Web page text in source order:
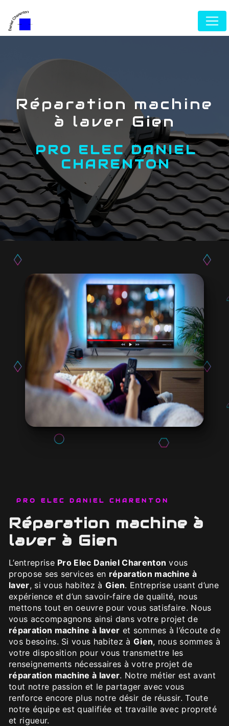
réparation machine
à laver Gien
PRO ELEC DANIEL
CHARENTON
PRO ELEC DANIEL CHARENTON
réparation machine à
laver à Gien
L’entreprise Pro Elec Daniel Charenton vous
propose ses services en réparation machine à
laver, si vous habitez àGien. Entreprise usant d’une
expérience et d’un savoir-faire de qualité, nous
mettons tout en oeuvre pour vous satisfaire. Nous
vous accompagnons ainsi dans votre projet de
réparation machine à laver et sommes à l’écoute de
vos besoins. Si vous habitez à Gien, nous sommes à
votre disposition pour vous transmettre les
renseignements nécessaires à votre projet de
réparation machine à laver. Notre métier est avant
tout notre passion et le partager avec vous
renforce encore plus notre désir de réussir. Toute
notre équipe est qualifiée et travaille avec propreté
et rigueur.